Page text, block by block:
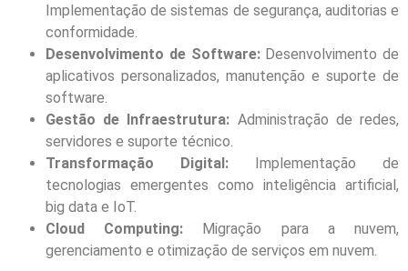
Implementação de sistemas de segurança, auditorias e
conformidade.
Desenvolvimento de Software:Desenvolvimento de
aplicativos personalizados, manutenção e suporte de
software.
Gestão de Infraestrutura: Administração de redes,
servidores e suporte técnico.
Transformação Digital: Implementação de
tecnologias emergentes como inteligência artificial,
big data e IoT.
Cloud Computing: Migração para a nuvem,
gerenciamento e otimização de serviços em nuvem.